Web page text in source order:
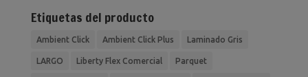
Etiquetas del producto
Ambient Click Ambient Click Plus Laminado Gris
LARGO Liberty Flex Comercial Parquet